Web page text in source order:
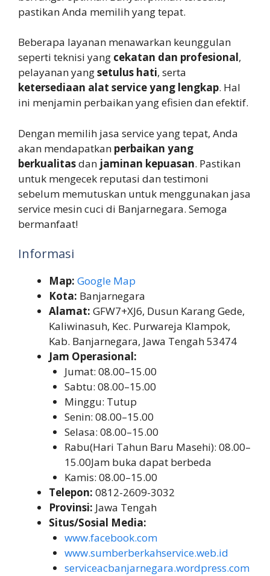
pastikan Anda memilih yang tepat.
Beberapa layanan menawarkan keunggulan
seperti teknisi yang cekatan dan profesional,
pelayanan yangsetulus hati, serta
ketersediaan alat service yang lengkap. Hal
ini menjamin perbaikan yang efisien dan efektif.
Dengan memilih jasa service yang tepat, Anda
akan mendapatkan perbaikan yang
berkualitasdan jaminan kepuasan. Pastikan
untuk mengecek reputasi dan testimoni
sebelum memutuskan untuk menggunakan jasa
service mesin cuci di Banjarnegara. Semoga
bermanfaat!
Informasi
Map: Google Map
Kota: Banjarnegara
Alamat: GFW7+XJ6, Dusun Karang Gede,
Kaliwinasuh, Kec. Purwareja Klampok,
Kab. Banjarnegara, Jawa Tengah 53474
Jam Operasional:
Jumat: 08.00–15.00
Sabtu: 08.00–15.00
Minggu: Tutup
Senin: 08.00–15.00
Selasa: 08.00–15.00
Rabu(Hari Tahun Baru Masehi): 08.00–
15.00Jam buka dapat berbeda
Kamis: 08.00–15.00
Telepon: 0812-2609-3032
Provinsi: Jawa Tengah
Situs/Sosial Media:
www.facebook.com
www.sumberberkahservice.web.id
serviceacbanjarnegara.wordpress.com